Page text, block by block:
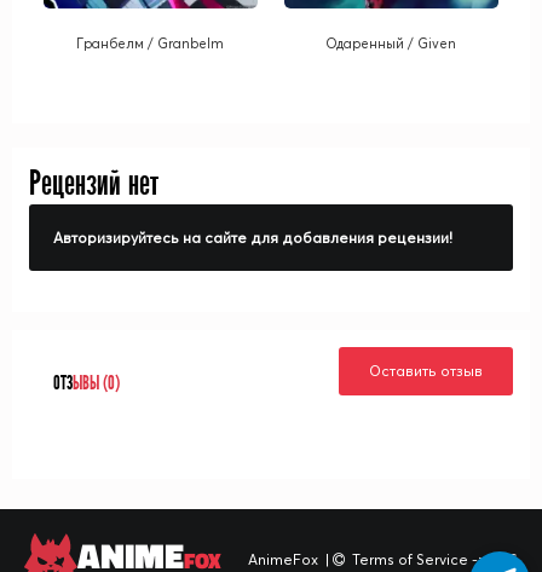
Гранбелм / Granbelm Одаренный / Given
Рецензий нет
Авторизируйтесь на сайте для добавления рецензии!
ОТЗЫВЫ (0)
Оставить отзыв
ANIMEFOX AnimeFox | Terms of Service -> TOS